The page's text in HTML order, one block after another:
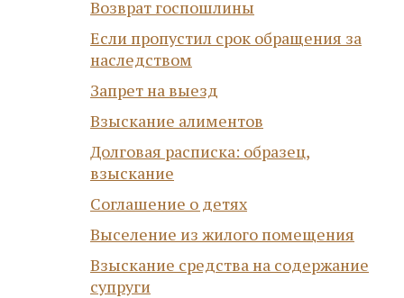
Возврат госпошлины
Если пропустил срок обращения за
наследством
Запрет на выезд
Взыскание алиментов
Долговая расписка: образец,
взыскание
Соглашение о детях
Выселение из жилого помещения
Взыскание средства на содержание
супруги